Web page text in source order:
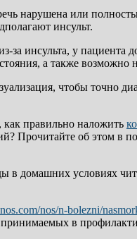
нарушена или
инсульт.
за инсульта, у пациента
а также возможно
чтобы точно
как правильно наложить
Прочитайте об этом в
в домашних условиях
nos/n-bolezni/
в